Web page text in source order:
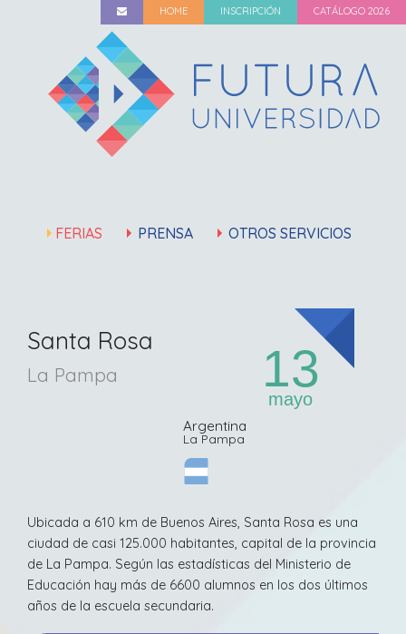
HOME INSCRIPCIÓN CATÁLOGO 2026
FERIAS PRENSA OTROS SERVICIOS
Santa Rosa
La Pampa
Argentina
La Pampa
13
mayo
Ubicada a 610 km de Buenos Aires, Santa Rosa es una
ciudad de casi 125.000 habitantes, capital de la provincia
de La Pampa. Según las estadísticas del Ministerio de
Educación hay más de 6600 alumnos en los dos últimos
años de la escuela secundaria.